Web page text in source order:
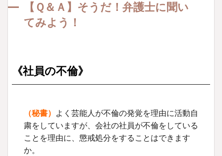
【Ｑ＆Ａ】そうだ！弁護士に聞い
てみよう！
《社員の不倫》
（秘書）
よく芸能人が不倫の発覚を理由に活動自
粛をしていますが、会社の社員が不倫をしている
ことを理由に、懲戒処分をすることはできます
か。